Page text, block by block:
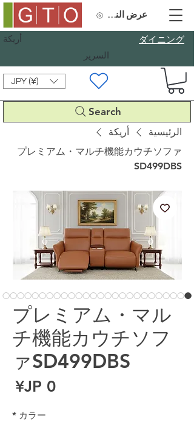
أريكة
​ダイニング
السرير
JPY (¥)
Search
عرض النقاط
الرئيسية
أريكة
プレミアム・マルチ機能カウチソファ
SD499DBS
プレミアム・マル
チ機能カウチソフ
ァSD499DBS
カラー
*